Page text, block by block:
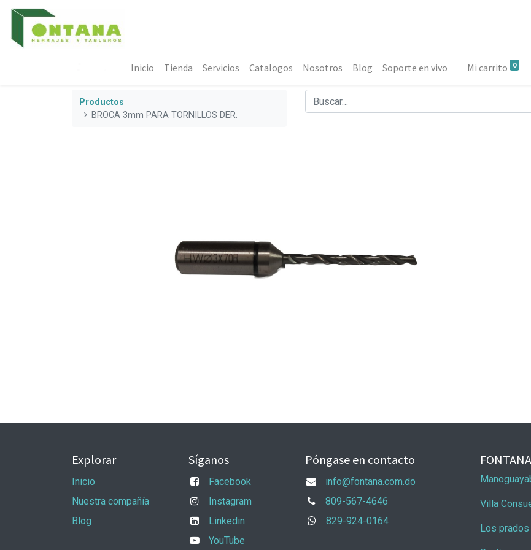
Inicio Tienda Servicios Catalogos Nosotros Blog Soporte en vivo Mi carrito 0
Productos
BROCA 3mm PARA TORNILLOS DER.
Explorar
Inicio
Nuestra compañía
Blog
Síganos
Facebook
Instagram
Linkedin
YouTube
Póngase en contacto
info@fontana.com.do
809-567-4646
829-924-0164
Villa
Los prados